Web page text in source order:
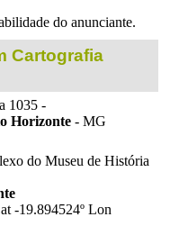
do anunciante.
Cartografia
1035 -
Horizonte - MG
do Museu de História
-19.894524º Lon